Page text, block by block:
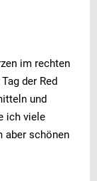
im rechten
der Red
und
ich viele
aber schönen